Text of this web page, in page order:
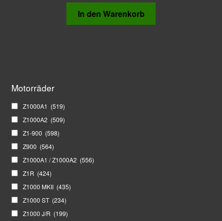
In den Warenkorb
Motorräder
Z1000A1 (519)
Z1000A2 (509)
Z1-900 (598)
Z900 (564)
Z1000A1 / Z1000A2 (556)
Z1R (424)
Z1000 MKII (435)
Z1000 ST (234)
Z1000 J/R (199)